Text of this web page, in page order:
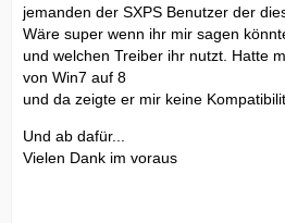
jemanden der SXPS Benutzer der
Wäre super wenn ihr mir sagen
und welchen Treiber ihr nutzt. Hatte
von Win7 auf 8
und da zeigte er mir keine
Und ab dafür...
Vielen Dank im voraus